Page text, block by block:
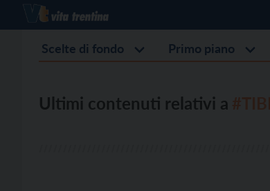
Scelte di fondo Primo piano
Ultimi contenuti relativi a